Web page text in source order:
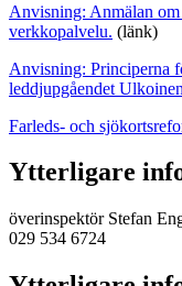
Anvisning: Anmälan
verkkopalvelu. (länk)
Anvisning: Principerna
leddjupgåendet
Farleds- och
Ytterligare
överinspektör Stefan
029 534 6724